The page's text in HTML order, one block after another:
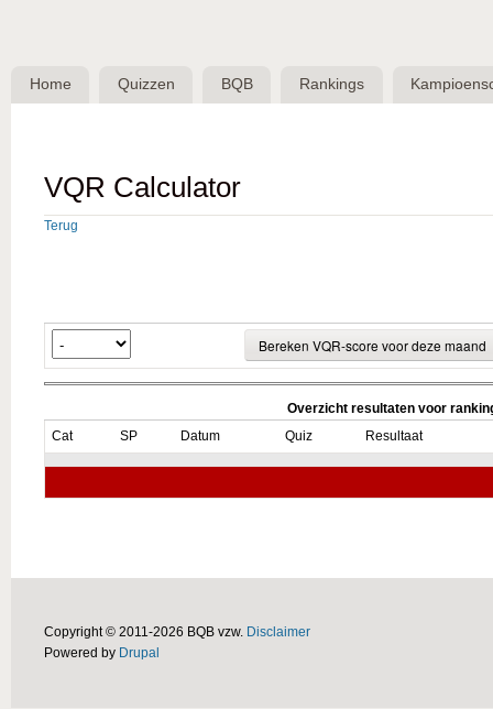
Belgische
QuizBond
Home Quizzen BQB Rankings
VQR Calculator
Terug
Overzicht resultaten voor
Cat
SP Datum Quiz Resultaat
Copyright © 2011-2026 BQB vzw. Disclaimer
Powered by Drupal